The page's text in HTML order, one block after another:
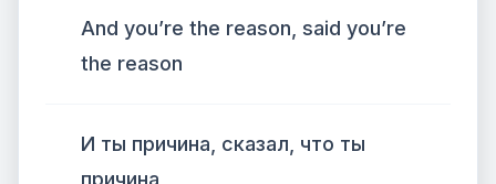
And you’re the reason, said you’re
the reason
И ты причина, сказал, что ты
причина